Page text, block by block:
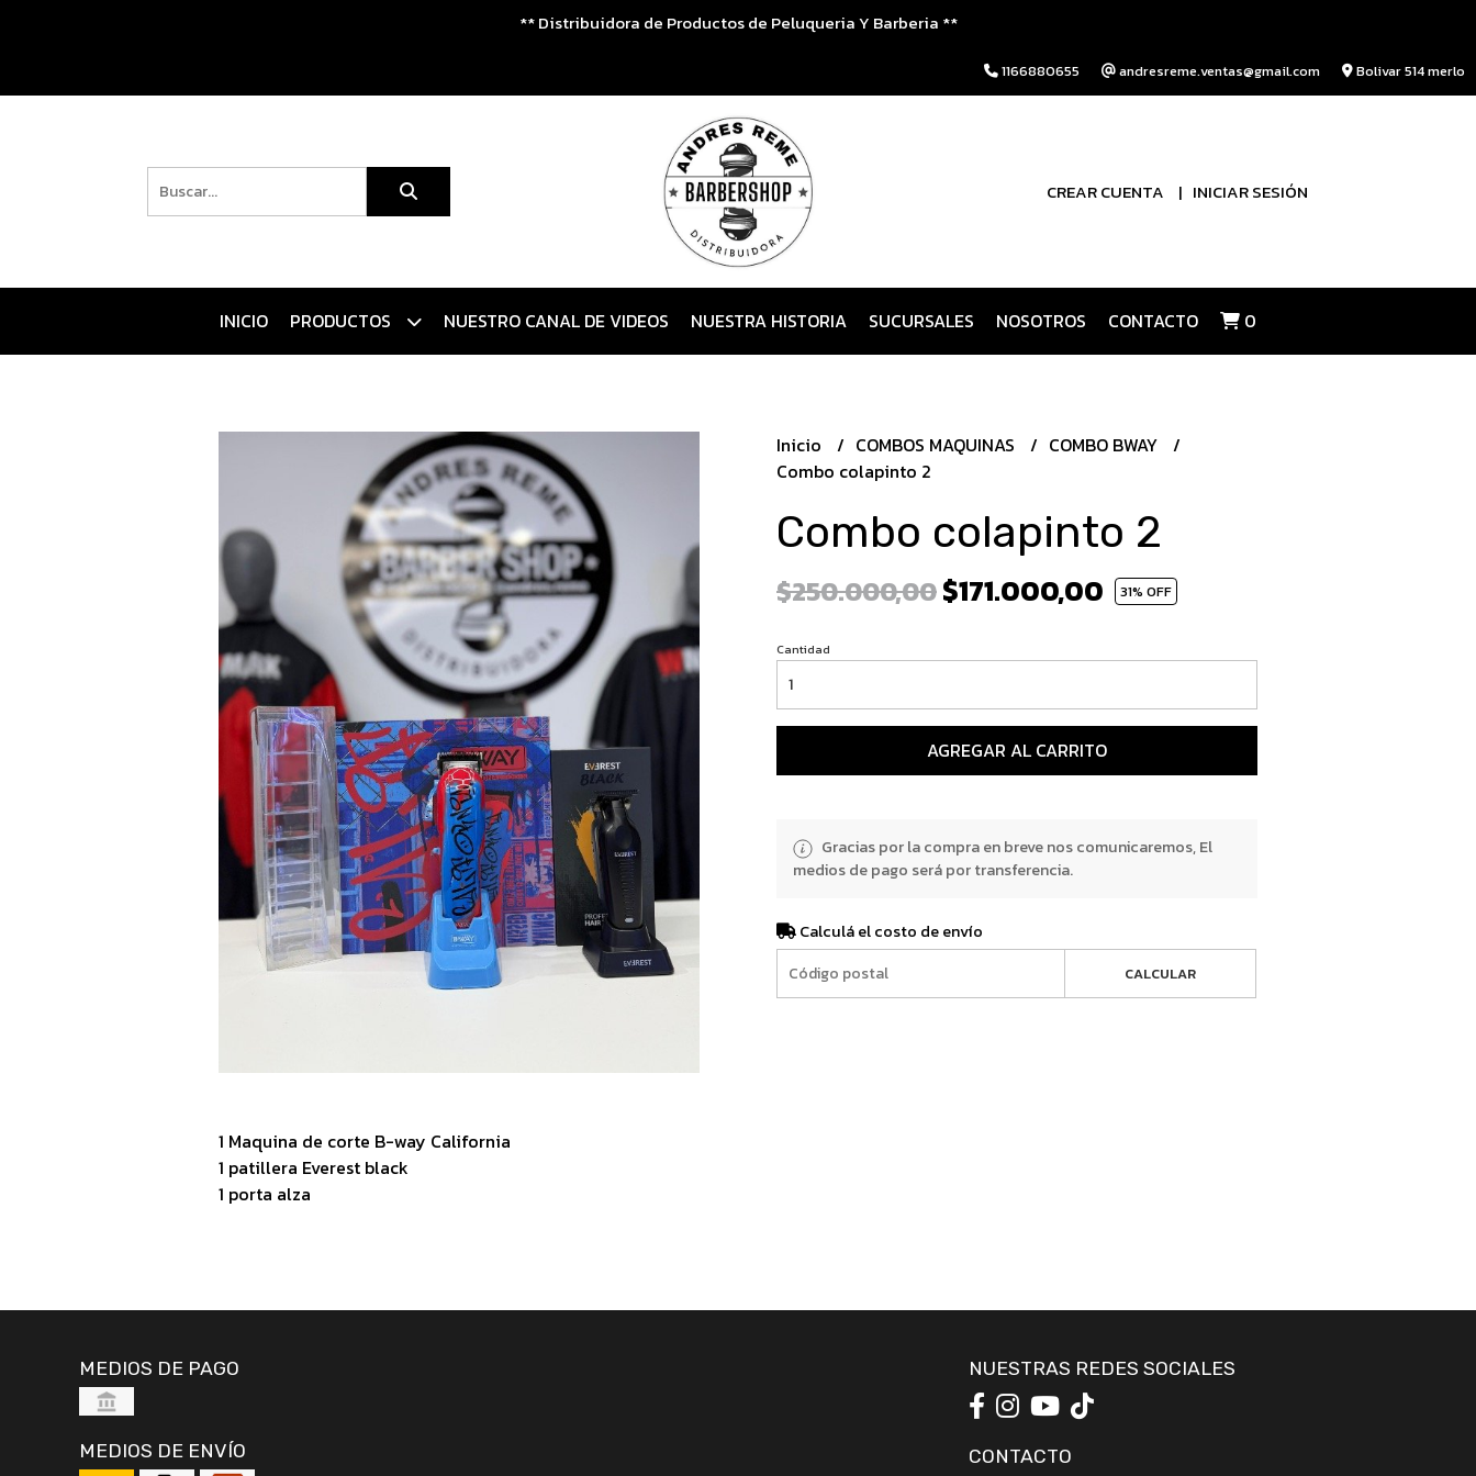
** Distribuidora de Productos de Peluqueria Y Barberia **
1166880655 andresreme.ventas@gmail.com Bolivar 514 merlo
CREAR CUENTA INICIAR SESIÓN
INICIO PRODUCTOS NUESTRO CANAL DE VIDEOS NUESTRA HISTORIA SUCURSALES NOSOTROS CONTACTO 0
1 Maquina de corte B-way California
1 patillera Everest black
1 porta alza
Inicio COMBOS MAQUINAS
COMBO BWAY
Combo colapinto 2
Combo colapinto 2
$250.000,00$171.000,00 31% OFF
Cantidad
AGREGAR AL CARRITO
Gracias por la compra en breve nos comunicaremos, El
medios de pago será por transferencia.
Calculá el costo de envío
CALCULAR
MEDIOS DE PAGO
MEDIOS DE ENVÍO
NUESTRAS REDES SOCIALES
CONTACTO